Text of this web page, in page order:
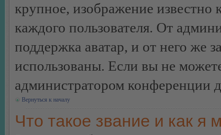
крупное, изображение известно
каждого пользователя. От
поддержка аватар, и от него же
использованы. Если вы не
администратором конференции
Вернуться к началу
Что такое звание и как я